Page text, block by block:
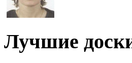
Лучшие